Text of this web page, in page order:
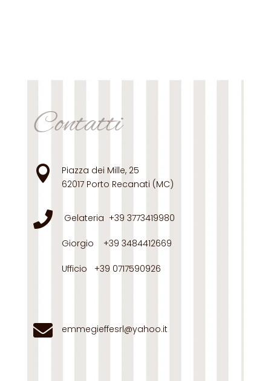
Contatti

Piazza dei Mille, 25
62017 Porto Recanati (MC)
 Gelateria +39 3773419980
Giorgio +39 3484412669
Ufficio +39 0717590926
 emmegieffesrl@yahoo.it